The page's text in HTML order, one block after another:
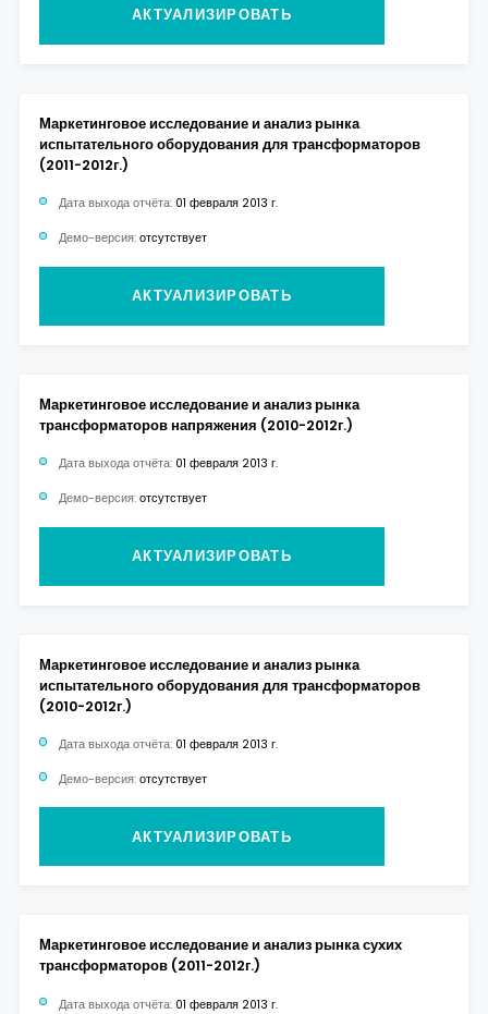
АКТУАЛИЗИРОВАТЬ
Маркетинговое исследование и анализ рынка
испытательного оборудования для трансформаторов
(2011-2012г.)
Дата выхода отчёта: 01 февраля 2013 г.
Демо-версия: отсутствует
АКТУАЛИЗИРОВАТЬ
Маркетинговое исследование и анализ рынка
трансформаторов напряжения (2010-2012г.)
Дата выхода отчёта: 01 февраля 2013 г.
Демо-версия: отсутствует
АКТУАЛИЗИРОВАТЬ
Маркетинговое исследование и анализ рынка
испытательного оборудования для трансформаторов
(2010-2012г.)
Дата выхода отчёта: 01 февраля 2013 г.
Демо-версия: отсутствует
АКТУАЛИЗИРОВАТЬ
Маркетинговое исследование и анализ рынка сухих
трансформаторов (2011-2012г.)
Дата выхода отчёта: 01 февраля 2013 г.